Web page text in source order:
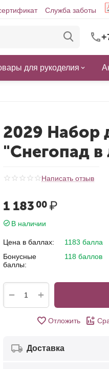
Служба заботы
для рукоделия
2029 Набор
"Снегопад в
Написать отзыв
1 183 00₽
В наличии
Цена в баллах:
1183 балла
Бонусные
баллы:
118 баллов
+
−
Отложить
Доставка